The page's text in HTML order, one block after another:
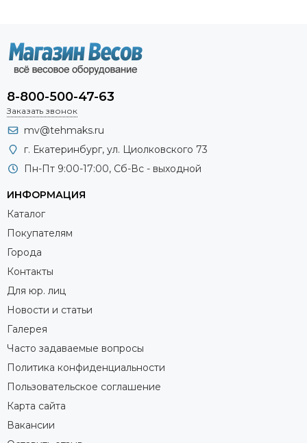
8-800-500-47-63
Заказать звонок
mv@tehmaks.ru
г. Екатеринбург, ул. Циолковского 73
Пн-Пт 9:00-17:00, Сб-Вс - выходной
ИНФОРМАЦИЯ
Каталог
Покупателям
Города
Контакты
Для юр. лиц
Новости и статьи
Галерея
Часто задаваемые вопросы
Политика конфиденциальности
Пользовательское соглашение
Карта сайта
Вакансии